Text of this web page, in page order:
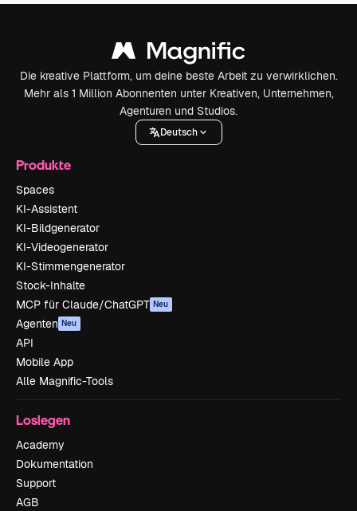
Die kreative Plattform, um deine beste Arbeit zu verwirklichen.
Mehr als 1 Million Abonnenten unter Kreativen, Unternehmen,
Agenturen und Studios.
Deutsch
Produkte
Spaces
KI-Assistent
KI-Bildgenerator
KI-Videogenerator
KI-Stimmengenerator
Stock-Inhalte
MCP für Claude/ChatGPT Neu
Agenten Neu
API
Mobile App
Alle Magnific-Tools
Loslegen
Academy
Dokumentation
Support
AGB